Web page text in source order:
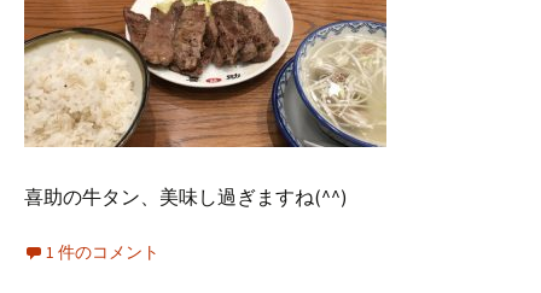
喜助の牛タン、美味し過ぎますね(^^)
1 件のコメント